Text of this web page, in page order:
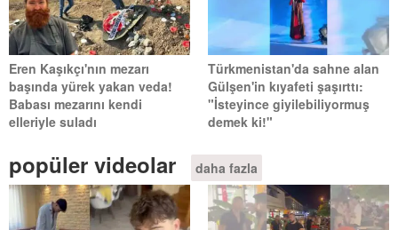
Eren Kaşıkçı'nın mezarı
başında yürek yakan veda!
Babası mezarını kendi
elleriyle suladı
Türkmenistan'da sahne alan
Gülşen'in kıyafeti şaşırttı:
"İsteyince giyilebiliyormuş
demek ki!"
popüler videolar daha fazla